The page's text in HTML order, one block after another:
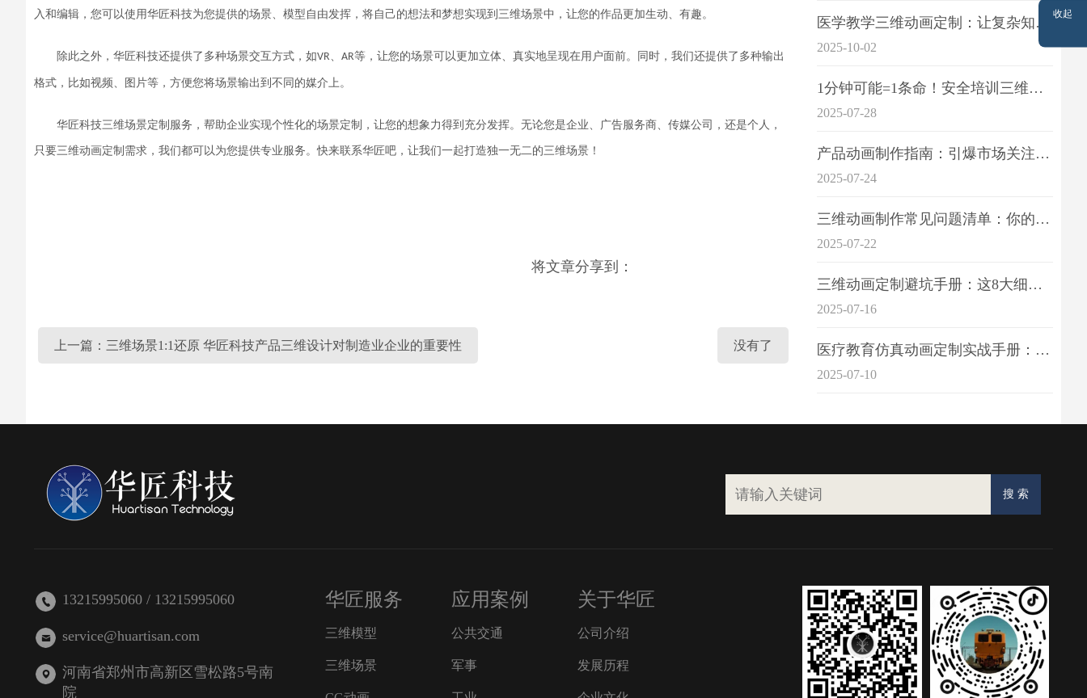
入和编辑 ， 您可以使用华匠科技为您提供的场景、模型自 由发挥 ，将自己的想法和梦想实现到三维场景中，让您的作品更加生动、有趣。
除此之外， 华匠科技还提供了多种场景交互方式，如VR、 AR等，让您的场景可以更加立体、真实地呈现在用户面前。同时，我们还提供了多种输出
格式，比如视频、图片等，方便您将场景输出到不同的媒介上。
华匠科技三维场景定制 服务， 帮助企业实现个性化的场景定制，让您的想象力得到充分发挥。 无论您是企业、广告服务商、传媒公司， 还是个人，
只要三维动画定制需求 ，我们都可以为您提供专业服务。快来联系华匠吧，让我们一起打造独一无二的三维场景！
将文章分享到：
上一篇：三维场景1:1还原 华匠科技产品三维设计对制造业企业的重要性 没有了
医学教学三维动画定制：让复杂知识一目了
2025-10-02
1分钟可能=1条命！安全培训三维动画制作成本效益深度拆解
2025-07-28
产品动画制作指南：引爆市场关注的视觉引擎
2025-07-24
三维动画制作常见问题清单：你的项目是否踩中这6大技术雷区？
2025-07-22
三维动画定制避坑手册：这8大细节重点关注
2025-07-16
医疗教育仿真动画定制实战手册：击破传统医学教育7大痛点
2025-07-10
13215995060 / 13215995060
service@huartisan.com
河南省郑州市高新区雪松路5号南
院
华匠服务
三维模型
三维场景
应用案例
公共交通
军事
关于华匠
公司介绍
发展历程
收起